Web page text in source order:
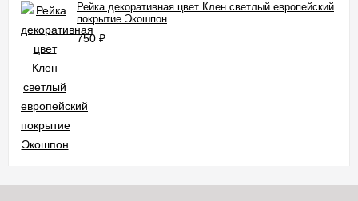
Рейка декоративная цвет Клен светлый европейский
покрытие Экошпон
750 ₽